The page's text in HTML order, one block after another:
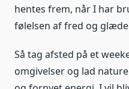
hentes frem, når I har
følelsen af fred og
Så tag afsted på et
omgivelser og lad